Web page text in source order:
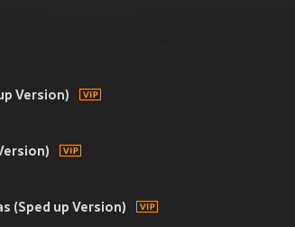
Version)
(Sped up Version)